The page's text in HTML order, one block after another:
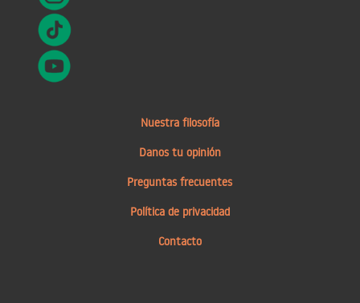
Nuestra filosofía
Danos tu opinión
Preguntas frecuentes
Política de privacidad
Contacto